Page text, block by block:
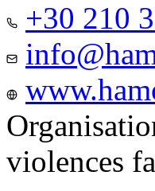
+30 210
violences